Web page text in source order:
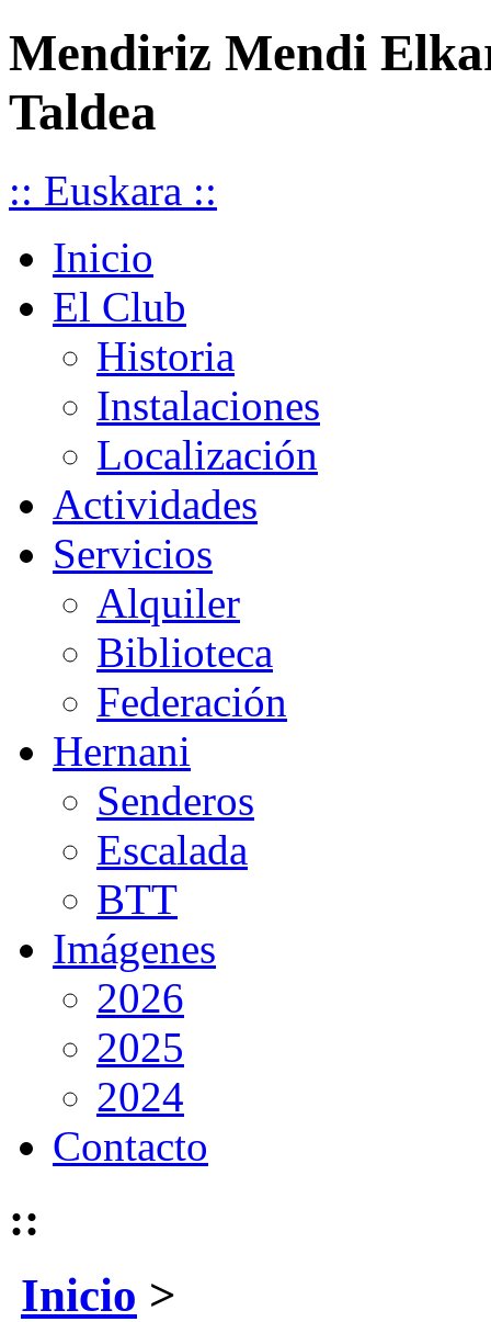
Mendiriz Mendi
Taldea
:: Euskara ::
Inicio
El Club
Historia
Instalaciones
Localización
Actividades
Servicios
Alquiler
Biblioteca
Federación
Hernani
Senderos
Escalada
BTT
Imágenes
2026
2025
2024
Contacto
::
Inicio >